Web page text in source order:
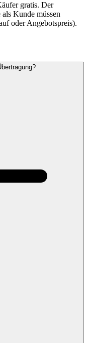
gratis. Der
Kunde müssen
oder Angebotspreis).